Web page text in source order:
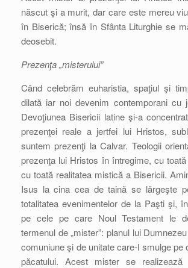
născut şi a murit, dar care este mereu
în Biserică; însă în Sfânta Liturghie se
deosebit.
Prezenţa „misterului”
Când celebrăm euharistia, spaţiul şi
dilată iar noi devenim contemporani cu
Devoţiunea Bisericii latine şi-a
prezenţei reale a jertfei lui Hristos,
suntem prezenţi la Calvar. Teologii
prezenţa lui Hristos în întregime, cu
cu toată realitatea mistică a Bisericii.
Isus la cina cea de taină se lărgeşte
totalitatea evenimentelor de la Paşti şi,
pe cele pe care Noul Testament le
termenul de „mister”: planul lui
comuniune şi de unitate care-l smulge pe
păcatului. Acest mister se